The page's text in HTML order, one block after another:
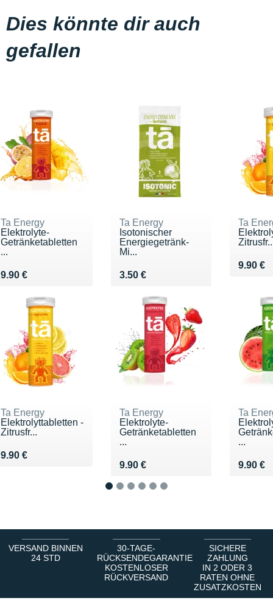
Dies könnte dir auch
gefallen
Ta Energy
Elektrolyte-
Getränketabletten
...
9.90 €
Vendu 9.90 €
Ta Energy
Isotonischer
Energiegetränk-
Mi...
3.50 €
Vendu 3.50 €
Ta
9.90 €
Vendu
Ta Energy
Elektrolyttabletten -
Zitrusfr...
9.90 €
Vendu 9.90 €
Ta Energy
Elektrolyte-
Getränketabletten
...
9.90 €
Vendu 9.90 €
Ta
...
9.90 €
Vendu
VERSAND BINNEN
24 STD
30-TAGE-
RÜCKSENDEGARANTIE
KOSTENLOSER
RÜCKVERSAND
SICHERE
ZAHLUNG
IN 2 ODER 3
RATEN OHNE
ZUSATZKOSTEN